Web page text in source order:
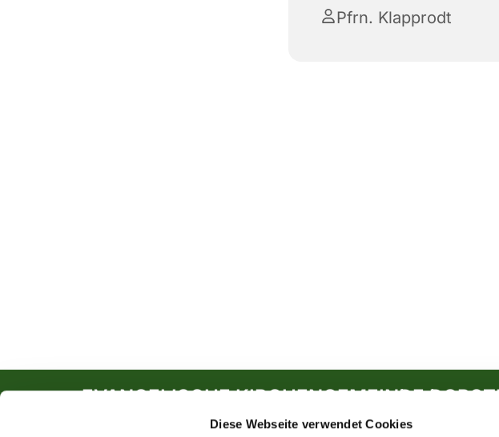
Diese Webseite verwendet Cookies
Pfrn. Klapprodt
EVANGELISCHE KIRCHENGEMEINDE